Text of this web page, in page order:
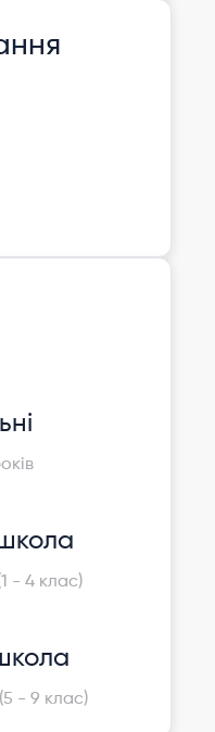
- 4 клас)
(5 - 9 клас)